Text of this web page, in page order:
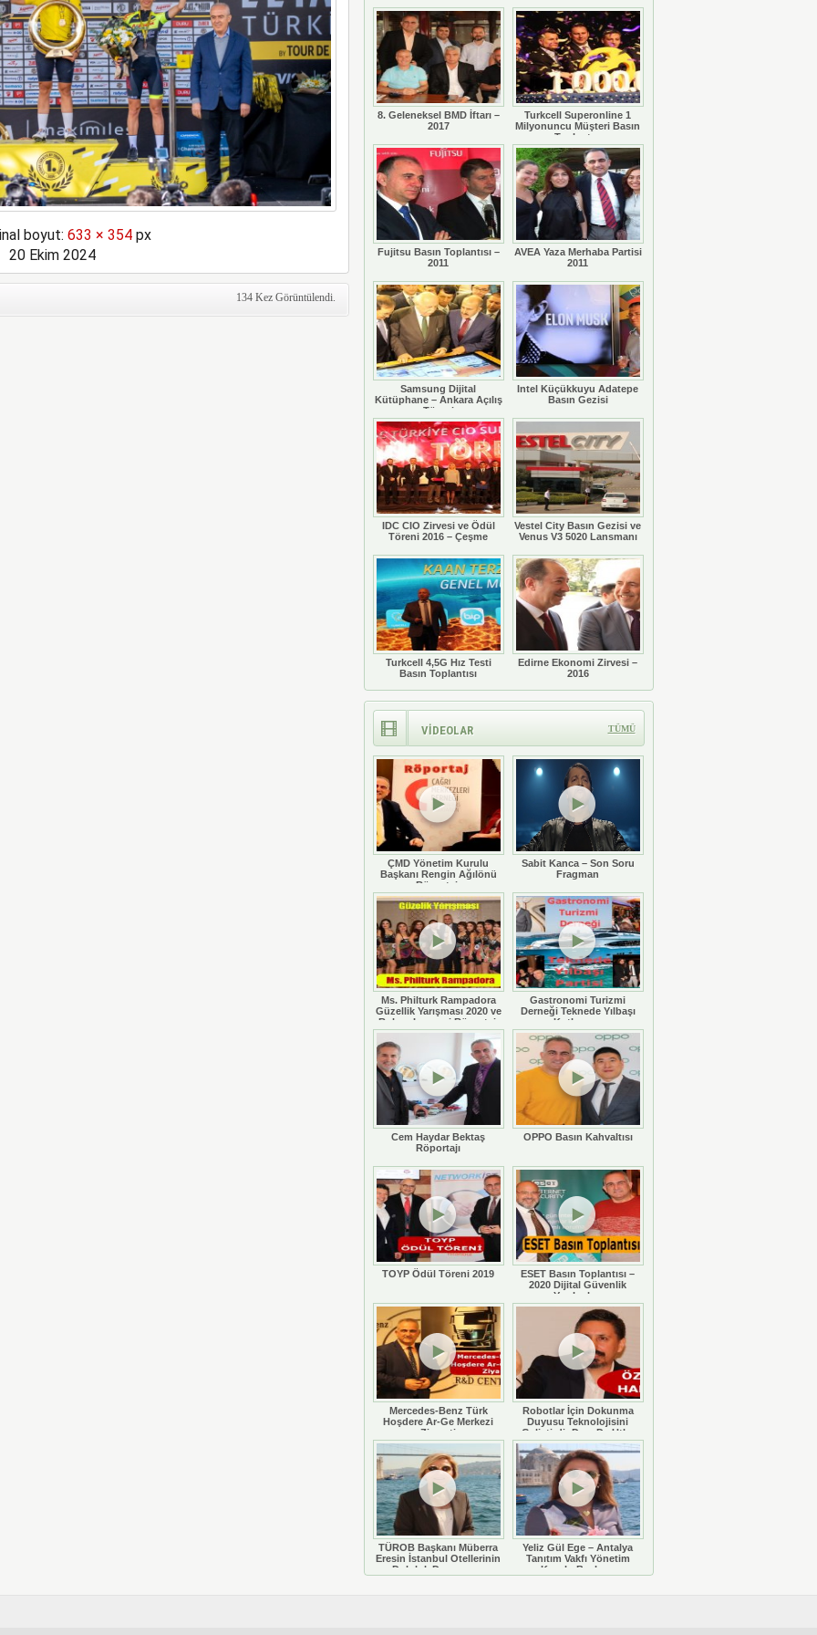
boyut: 633 × 354px
20 Ekim 2024
134 Kez Görüntülendi.
8. Geleneksel BMD İftarı –
2017
Turkcell Superonline 1
Milyonuncu Müşteri Basın
Toplantısı
Fujitsu Basın Toplantısı –
2011
AVEA Yaza Merhaba Partisi
2011
Samsung Dijital
Kütüphane – Ankara Açılış
Töreni
Intel Küçükkuyu Adatepe
Basın Gezisi
IDC CIO Zirvesi ve Ödül
Töreni 2016 – Çeşme
Vestel City Basın Gezisi ve
Venus V3 5020 Lansmanı
Turkcell 4,5G Hız Testi
Basın Toplantısı
Edirne Ekonomi Zirvesi –
2016
VİDEOLAR TÜMÜ
ÇMD Yönetim Kurulu
Başkanı Rengin Ağılönü
Röportajı
Sabit Kanca – Son Soru
Fragman
Ms. Philturk Rampadora
Güzellik Yarışması 2020 ve
Rohan Legaspi Röportajı
Gastronomi Turizmi
Derneği Teknede Yılbaşı
Kutlaması
Cem Haydar Bektaş
Röportajı
OPPO Basın Kahvaltısı
TOYP Ödül Töreni 2019
ESET Basın Toplantısı –
2020 Dijital Güvenlik
Yazılımları
Mercedes-Benz Türk
Hoşdere Ar-Ge Merkezi
Ziyareti
Robotlar İçin Dokunma
Duyusu Teknolojisini
Geliştirdi: Doç. Dr. Utku
Büyükşahin
TÜROB Başkanı Müberra
Eresin İstanbul Otellerinin
Doluluk Durumunu
Yeliz Gül Ege – Antalya
Tanıtım Vakfı Yönetim
Kurulu Başkanı